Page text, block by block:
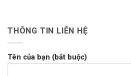
THÔNG TIN LIÊN HỆ
Tên của bạn (bắt buộc)